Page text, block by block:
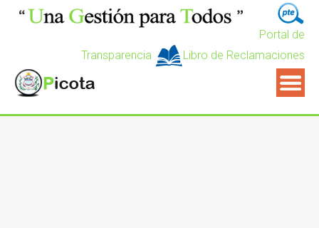
Portal de
Transparencia
Libro de Reclamaciones